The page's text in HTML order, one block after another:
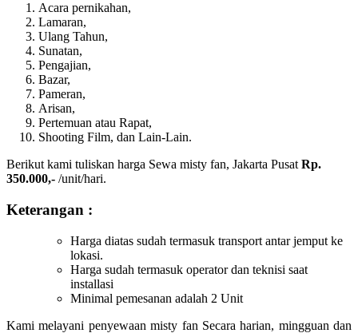
Acara pernikahan,
Lamaran,
Ulang Tahun,
Sunatan,
Pengajian,
Bazar,
Pameran,
Arisan,
Pertemuan atau Rapat,
Shooting Film, dan Lain-Lain.
Berikut kami tuliskan harga Sewa misty fan, Jakarta Pusat Rp.
350.000,- /unit/hari.
Keterangan :
Harga diatas sudah termasuk transport antar jemput ke
lokasi.
Harga sudah termasuk operator dan teknisi saat
installasi
Minimal pemesanan adalah 2 Unit
Kami melayani penyewaan misty fan Secara harian, mingguan dan